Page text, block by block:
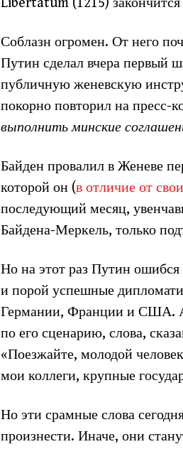
Соблазн огромен. От него
Путин сделал вчера первый
публичную женевскую
покорно повторил на пресс-
выполнить минские
Байден провалил в Женеве
которой он (в отличие от
последующий месяц,
Байдена-Меркель, только
Но на этот раз Путин
и порой успешные
Германии, Франции и США.
по его сценарию, слова,
«Поезжайте, молодой
мои коллеги, крупные
Но эти срамные слова
произнести. Иначе, они